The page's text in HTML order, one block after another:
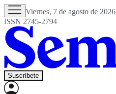
Viernes, 7 de agosto de 2026
ISSN 2745-2794
Suscríbete